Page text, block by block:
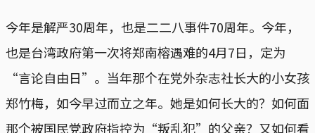
今年是解严30周年，也是二二八事件70周年。今年，
也是台湾政府第一次将郑南榕遇难的4月7日，定为
“言论自由日”。当年那个在党外杂志社长大的小女孩
郑竹梅，如今早过而立之年。她是如何长大的？如何面
那个被国民党政府指控为“叛乱犯”的父亲？又如何看